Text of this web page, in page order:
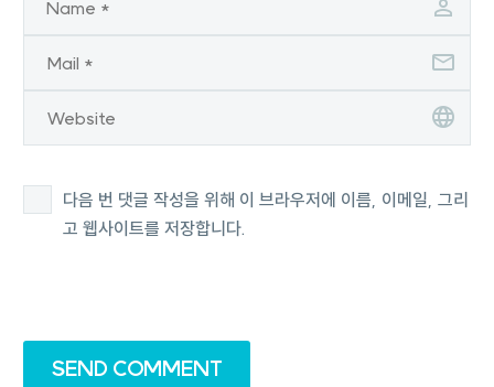
다음 번 댓글 작성을 위해 이 브라우저에 이름, 이메일, 그리
고 웹사이트를 저장합니다.
SEND COMMENT